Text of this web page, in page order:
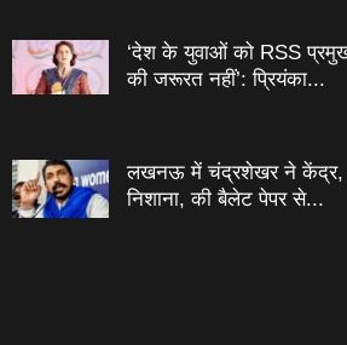
‘देश के युवाओं को RSS
की जरूरत नहीं’: प्रियंका...
लखनऊ में चंद्रशेखर ने केंद्र,
निशाना, की बैलेट पेपर से...